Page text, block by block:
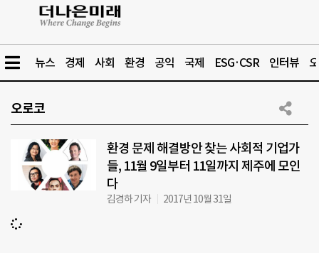
뉴스 경제 사회 환경 공익 국제 ESG·CSR 인터뷰
오로코
환경 문제 해결방안 찾는 사회적 기업가
들, 11월 9일부터 11일까지 제주에 모인
다
김경하 기자 2017년 10월 31일